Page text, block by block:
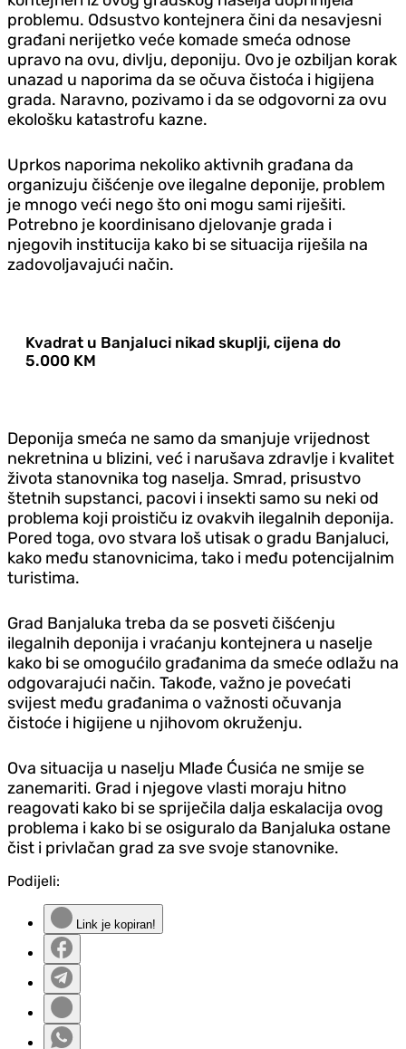
problemu. Odsustvo kontejnera čini da nesavjesni
građani nerijetko veće komade smeća odnose
upravo na ovu, divlju, deponiju. Ovo je ozbiljan korak
unazad u naporima da se očuva čistoća i higijena
grada. Naravno, pozivamo i da se odgovorni za ovu
ekološku katastrofu kazne.
Uprkos naporima nekoliko aktivnih građana da
organizuju čišćenje ove ilegalne deponije, problem
je mnogo veći nego što oni mogu sami riješiti.
Potrebno je koordinisano djelovanje grada i
njegovih institucija kako bi se situacija riješila na
zadovoljavajući način.
Kvadrat u Banjaluci nikad skuplji, cijena do
5.000 KM
Deponija smeća ne samo da smanjuje vrijednost
nekretnina u blizini, već i narušava zdravlje i kvalitet
života stanovnika tog naselja. Smrad, prisustvo
štetnih supstanci, pacovi i insekti samo su neki od
problema koji proističu iz ovakvih ilegalnih deponija.
Pored toga, ovo stvara loš utisak o gradu Banjaluci,
kako među stanovnicima, tako i među potencijalnim
turistima.
Grad Banjaluka treba da se posveti čišćenju
ilegalnih deponija i vraćanju kontejnera u naselje
kako bi se omogućilo građanima da smeće odlažu na
odgovarajući način. Takođe, važno je povećati
svijest među građanima o važnosti očuvanja
čistoće i higijene u njihovom okruženju.
Ova situacija u naselju Mlađe Ćusića ne smije se
zanemariti. Grad i njegove vlasti moraju hitno
reagovati kako bi se spriječila dalja eskalacija ovog
problema i kako bi se osiguralo da Banjaluka ostane
čist i privlačan grad za sve svoje stanovnike.
Podijeli:
Link je kopiran!